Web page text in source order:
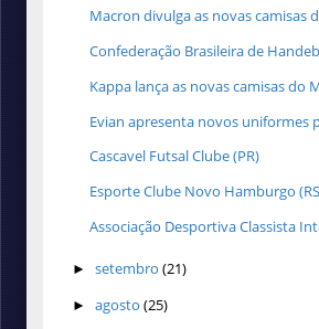
Macron divulga as novas camisas
Confederação Brasileira de
Kappa lança as novas camisas do
Evian apresenta novos uniformes
Cascavel Futsal Clube (PR)
Esporte Clube Novo Hamburgo
Associação Desportiva Classista
► setembro (21)
► agosto (25)